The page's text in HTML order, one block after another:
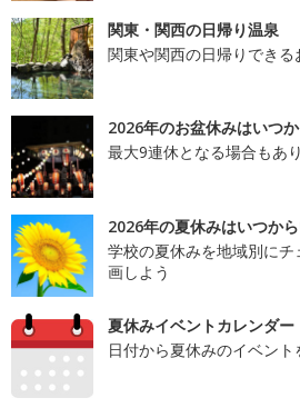
関東・関西の日帰り温泉
関東や関西の日帰りでき
2026年のお盆休みはいつ
最大9連休となる場合もあり
2026年の夏休みはいつか
学校の夏休みを地域別に
画しよう
夏休みイベントカレンダー
日付から夏休みのイベント